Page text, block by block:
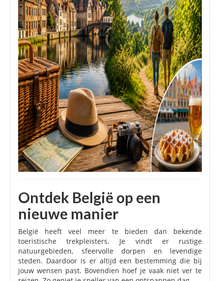
Ontdek België op een
nieuwe manier
België heeft veel meer te bieden dan bekende
toeristische trekpleisters. Je vindt er rustige
natuurgebieden, sfeervolle dorpen en levendige
steden. Daardoor is er altijd een bestemming die bij
jouw wensen past. Bovendien hoef je vaak niet ver te